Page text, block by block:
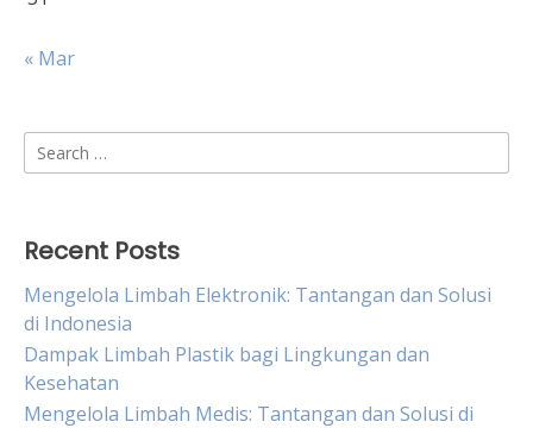
« Mar
Search
for:
Recent Posts
Mengelola Limbah Elektronik: Tantangan dan Solusi
di Indonesia
Dampak Limbah Plastik bagi Lingkungan dan
Kesehatan
Mengelola Limbah Medis: Tantangan dan Solusi di